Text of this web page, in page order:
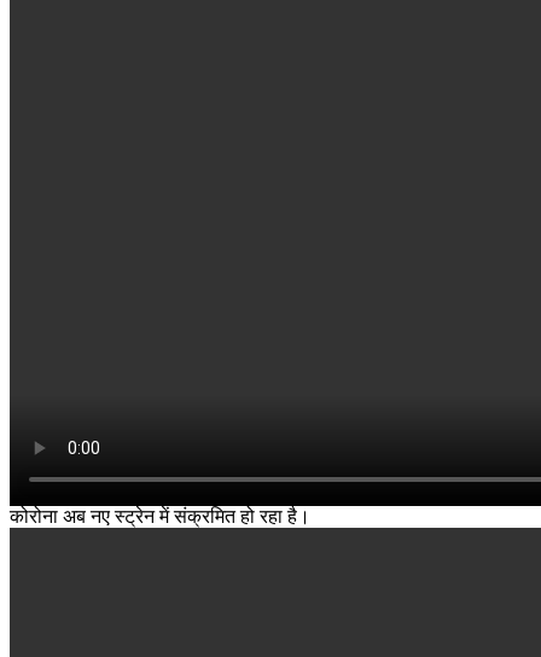
कोरोना अब नए स्ट्रेन में संक्रमित हो रहा है।